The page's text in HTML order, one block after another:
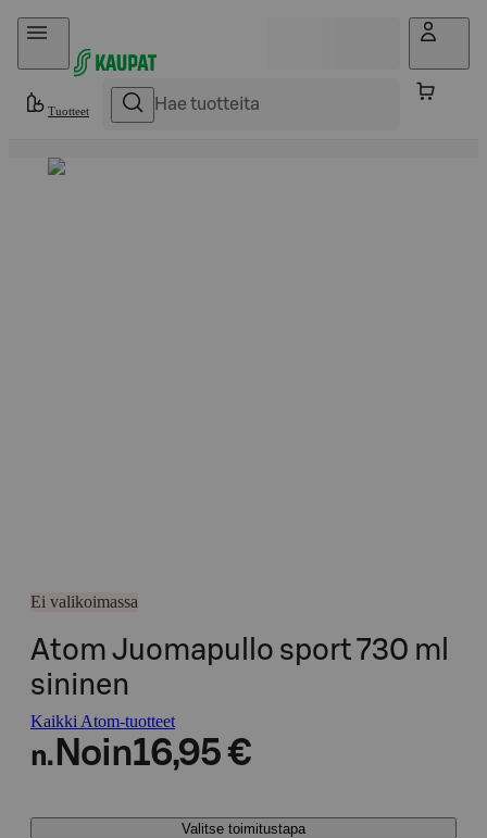
Hyppää sisältöön
Tuotteet
Ei valikoimassa
Atom Juomapullo sport 730 ml
sininen
Kaikki Atom-tuotteet
n. Noin16,95 €
Valitse toimitustapa